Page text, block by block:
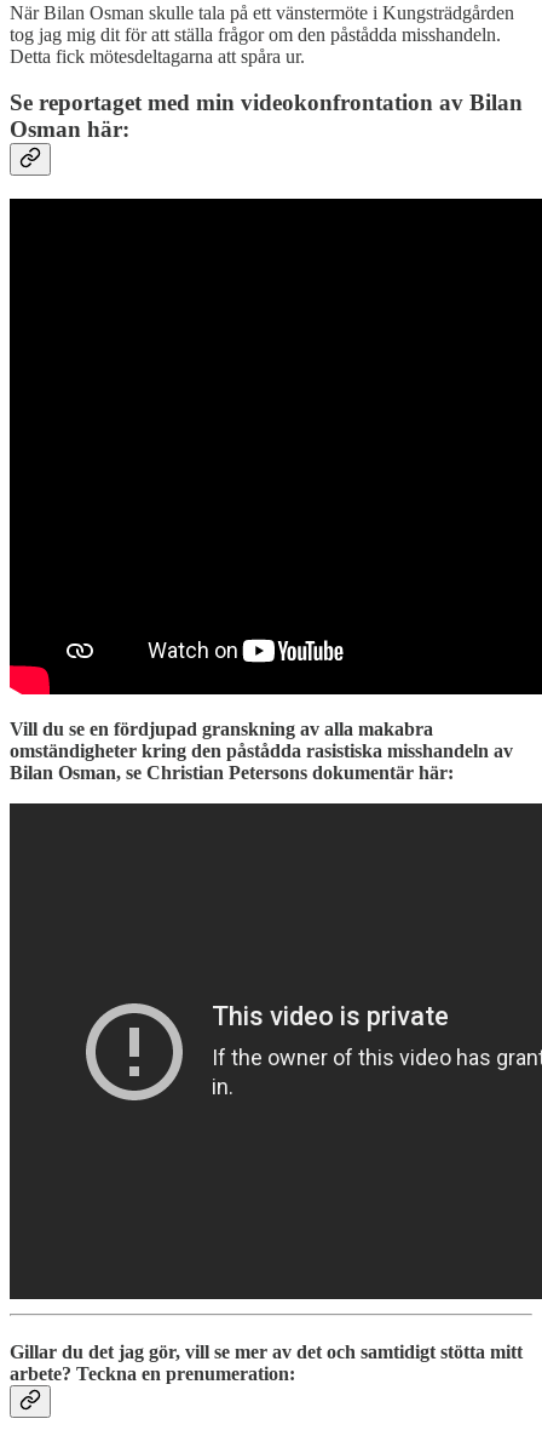
När Bilan Osman skulle tala på ett vänstermöte i Kungsträdgården
tog jag mig dit för att ställa frågor om den påstådda misshandeln.
Detta fick mötesdeltagarna att spåra ur.
Se reportaget med min videokonfrontation av Bilan
Osman här:
Vill du se en fördjupad granskning av alla makabra
omständigheter kring den påstådda rasistiska misshandeln av
Bilan Osman, se Christian Petersons dokumentär här:
Gillar du det jag gör, vill se mer av det och samtidigt stötta mitt
arbete? Teckna en prenumeration: